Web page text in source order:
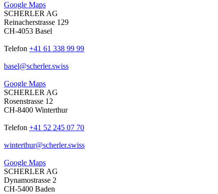
Google Maps
SCHERLER AG
Reinacherstrasse 129
CH-4053 Basel
Telefon +41 61 338 99 99
basel@scherler.swiss
Google Maps
SCHERLER AG
Rosenstrasse 12
CH-8400 Winterthur
Telefon +41 52 245 07 70
winterthur@scherler.swiss
Google Maps
SCHERLER AG
Dynamostrasse 2
CH-5400 Baden